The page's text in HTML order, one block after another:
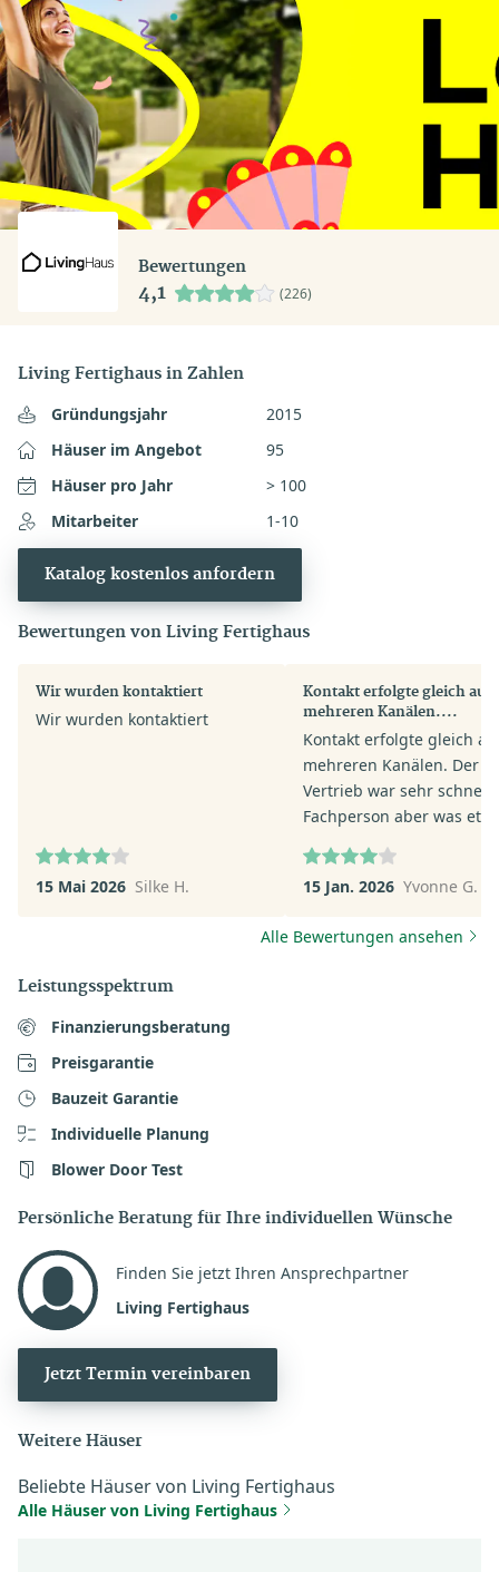
Bewertungen
4,1 (226)
Living Fertighaus in Zahlen
Gründungsjahr
2015
Häuser im Angebot
95
Häuser pro Jahr
> 100
Mitarbeiter
1-10
Katalog kostenlos anfordern
Bewertungen von Living Fertighaus
Wir wurden kontaktiert
Wir wurden kontaktiert
15 Mai 2026 Silke H.
Kontakt erfolgte gleich auf
mehreren Kanälen....
Kontakt erfolgte gleich
mehreren Kanälen. Der
Vertrieb war sehr schnell.
Fachperson aber was
verhalten in ihrer
Wir werden
keinen Termin machen -
Sinn.
15 Jan. 2026 Yvonne G.
Alle Bewertungen ansehen
Leistungsspektrum
Finanzierungsberatung
Preisgarantie
Bauzeit Garantie
Individuelle Planung
Blower Door Test
Persönliche Beratung für Ihre individuellen Wünsche
Finden Sie jetzt Ihren Ansprechpartner
Living Fertighaus
Jetzt Termin vereinbaren
Weitere Häuser
Beliebte Häuser von Living Fertighaus
Alle Häuser von Living Fertighaus